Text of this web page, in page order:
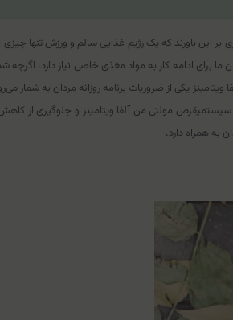
این باورند که یک رژیم غذایی سالم و ورزش تنها
ادامه کار به مواد مغذی خاصی نیاز دارد، اگرچه
یکی از ضروریات برنامه روزانه مردان به شمار
مولتی من آلفا ویتامینز و جلوگیری از
به همراه دارد.